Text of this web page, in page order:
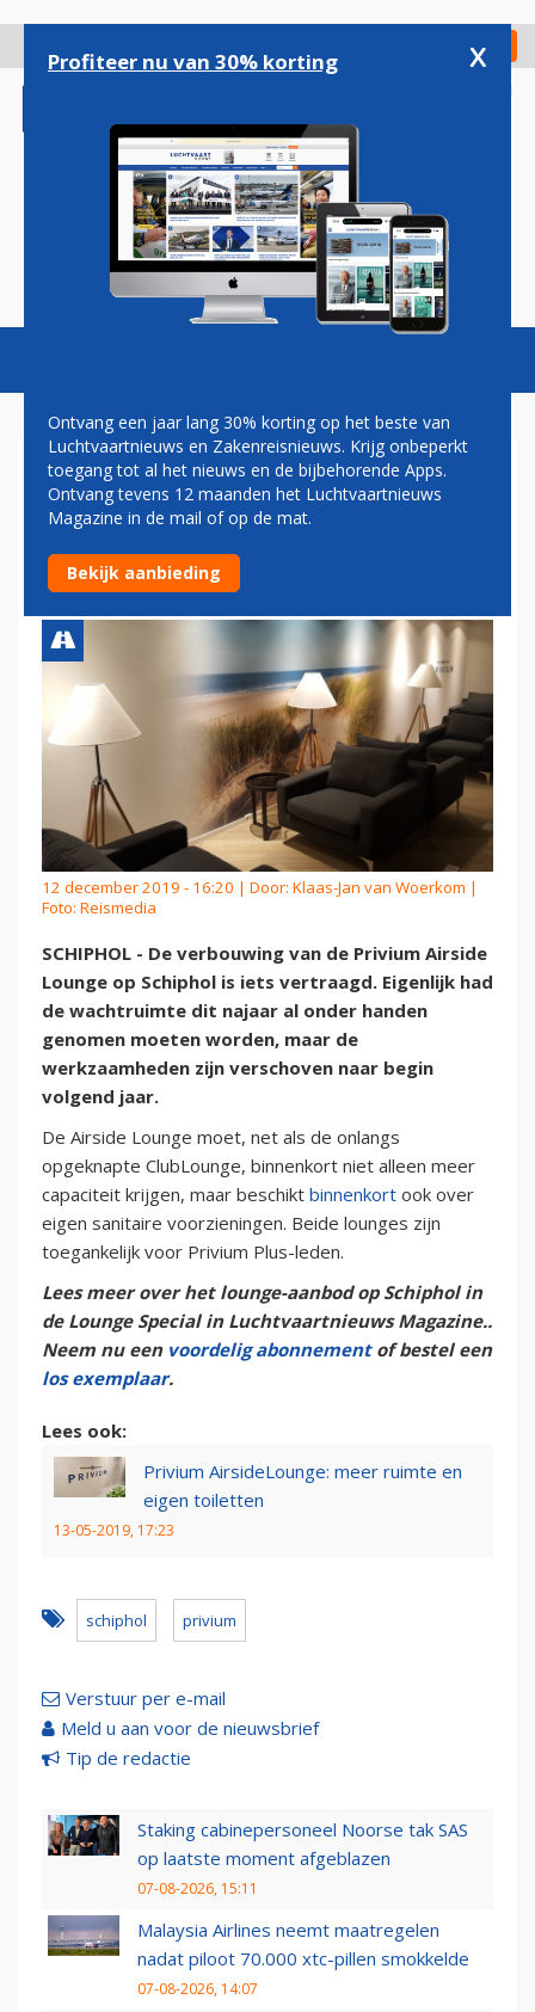
gaan
Check in
Magazine Podcasts Vacatures
VERBOUWING PRIVIUM
AIRSIDE LOUNGE
VERSCHOVEN NAAR 2020
12 december 2019 - 16:20 | Door: Klaas-Jan van Woerkom |
Foto: Reismedia
SCHIPHOL - De verbouwing van de Privium Airside
Lounge op Schiphol is iets vertraagd. Eigenlijk had
de wachtruimte dit najaar al onder handen
genomen moeten worden, maar de
werkzaamheden zijn verschoven naar begin
volgend jaar.
De Airside Lounge moet, net als de onlangs
opgeknapte ClubLounge, binnenkort niet alleen meer
capaciteit krijgen, maar beschikt binnenkort ook over
eigen sanitaire voorzieningen. Beide lounges zijn
toegankelijk voor Privium Plus-leden.
Lees meer over het lounge-aanbod op Schiphol in
de Lounge Special in Luchtvaartnieuws Magazine..
Neem nu een voordelig abonnementof bestel een
los exemplaar.
Lees ook:
Privium AirsideLounge: meer ruimte en
eigen toiletten
13-05-2019, 17:23
schiphol privium
Verstuur per e-mail
Meld u aan voor de nieuwsbrief
Tip de redactie
Staking cabinepersoneel Noorse tak SAS
op laatste moment afgeblazen
07-08-2026, 15:11
Malaysia Airlines neemt maatregelen
nadat piloot 70.000 xtc-pillen smokkelde
07-08-2026, 14:07
Profiteer nu van 30% korting x
Ontvang een jaar lang 30% korting op het beste van
Luchtvaartnieuws en Zakenreisnieuws. Krijg onbeperkt
toegang tot al het nieuws en de bijbehorende Apps.
Ontvang tevens 12 maanden het Luchtvaartnieuws
Magazine in de mail of op de mat.
Bekijk aanbieding